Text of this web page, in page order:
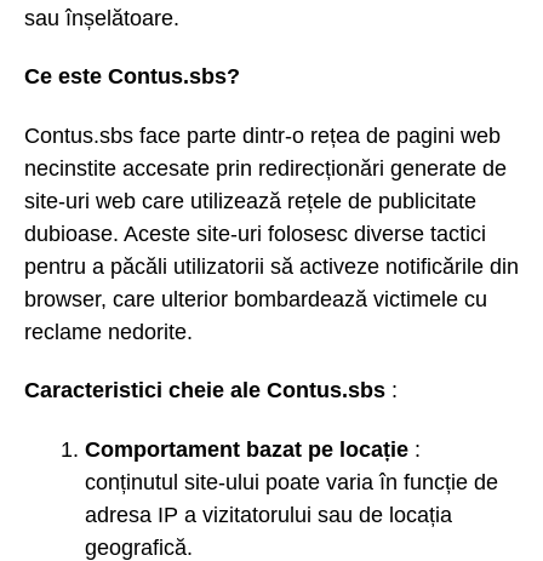
sau înșelătoare.
Ce este Contus.sbs?
Contus.sbs face parte dintr-o rețea de pagini web
necinstite accesate prin redirecționări generate de
site-uri web care utilizează rețele de publicitate
dubioase. Aceste site-uri folosesc diverse tactici
pentru a păcăli utilizatorii să activeze notificările din
browser, care ulterior bombardează victimele cu
reclame nedorite.
Caracteristici cheie ale Contus.sbs :
Comportament bazat pe locație :
conținutul site-ului poate varia în funcție de
adresa IP a vizitatorului sau de locația
geografică.